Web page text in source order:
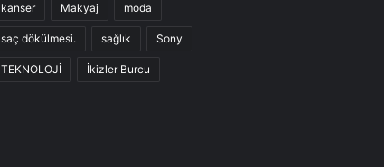
kanser Makyaj moda
saç dökülmesi. sağlık Sony
TEKNOLOJİ İkizler Burcu